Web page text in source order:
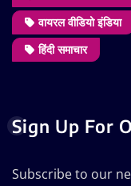
वायरल वीडियो इंडिया
हिंदी समाचार
Sign Up For
Subscribe to our